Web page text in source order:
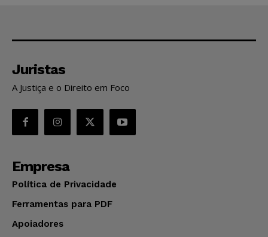
Juristas
A Justiça e o Direito em Foco
Empresa
Política de Privacidade
Ferramentas para PDF
Apoiadores